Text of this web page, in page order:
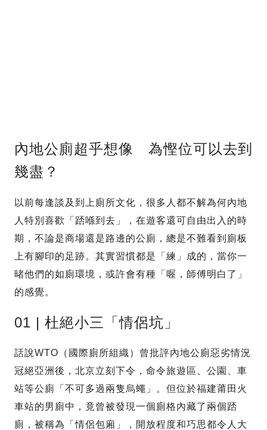
內地公廁超乎想像 為慳位可以去到
幾盡？
以前每逢談及到上廁所文化，很多人都不解為何內地
人特別喜歡「踎喺到去」，在遊客還可自由出入的時
期，不論是商場還是路邊的公廁，總是不難看到廁板
上有腳印的足跡。其實習慣都是「練」成的，當你一
暏他們的如廁環境，或許會有種「喔，師傅明白了」
的感覺。
01 | 杜絕小三「情侶坑」
話說WTO（國際廁所組織）曾批評內地公廁惡劣情況
冠絕亞洲後，北京立刻下令，命令旅遊區、公園、車
站等公廁「不可多過兩隻烏蠅」。但位於福建莆田火
車站的男廁中，竟曾被發現一個廁格內藏了兩個踎
廁，被稱為「情侶包廂」，開放程度和巧思都令人大